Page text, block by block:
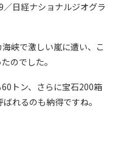
日経ナショナルジオグラ
峡で激しい嵐に遭い、こ
のでした。
トン、さらに宝石200箱
れるのも納得ですね。